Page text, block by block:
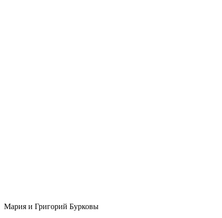
Мария и Григорий Бурковы